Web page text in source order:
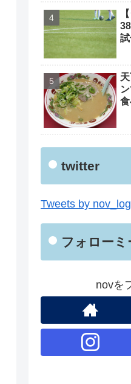
twitter
Tweets by nov_log
フォローミ
novを